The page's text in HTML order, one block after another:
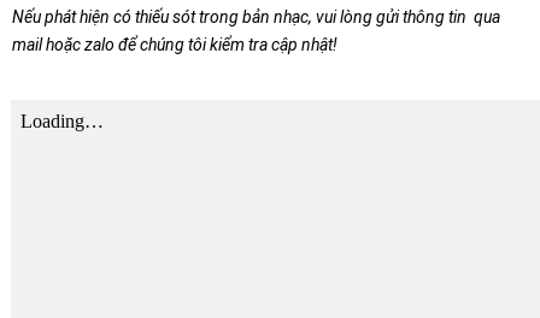
Nếu phát hiện có thiếu sót trong bản nhạc, vui lòng gửi thông tin qua
mail hoặc zalo để chúng tôi kiểm tra cập nhật!